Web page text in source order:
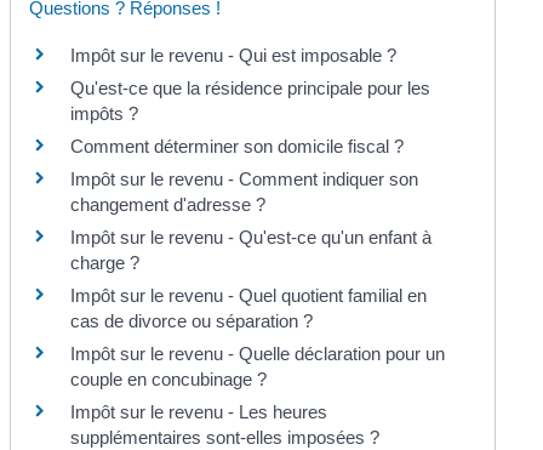
Questions ? Réponses !
Impôt sur le revenu - Qui est imposable ?
Qu'est-ce que la résidence principale pour les
impôts ?
Comment déterminer son domicile fiscal ?
Impôt sur le revenu - Comment indiquer son
changement d'adresse ?
Impôt sur le revenu - Qu'est-ce qu'un enfant à
charge ?
Impôt sur le revenu - Quel quotient familial en
cas de divorce ou séparation ?
Impôt sur le revenu - Quelle déclaration pour un
couple en concubinage ?
Impôt sur le revenu - Les heures
supplémentaires sont-elles imposées ?